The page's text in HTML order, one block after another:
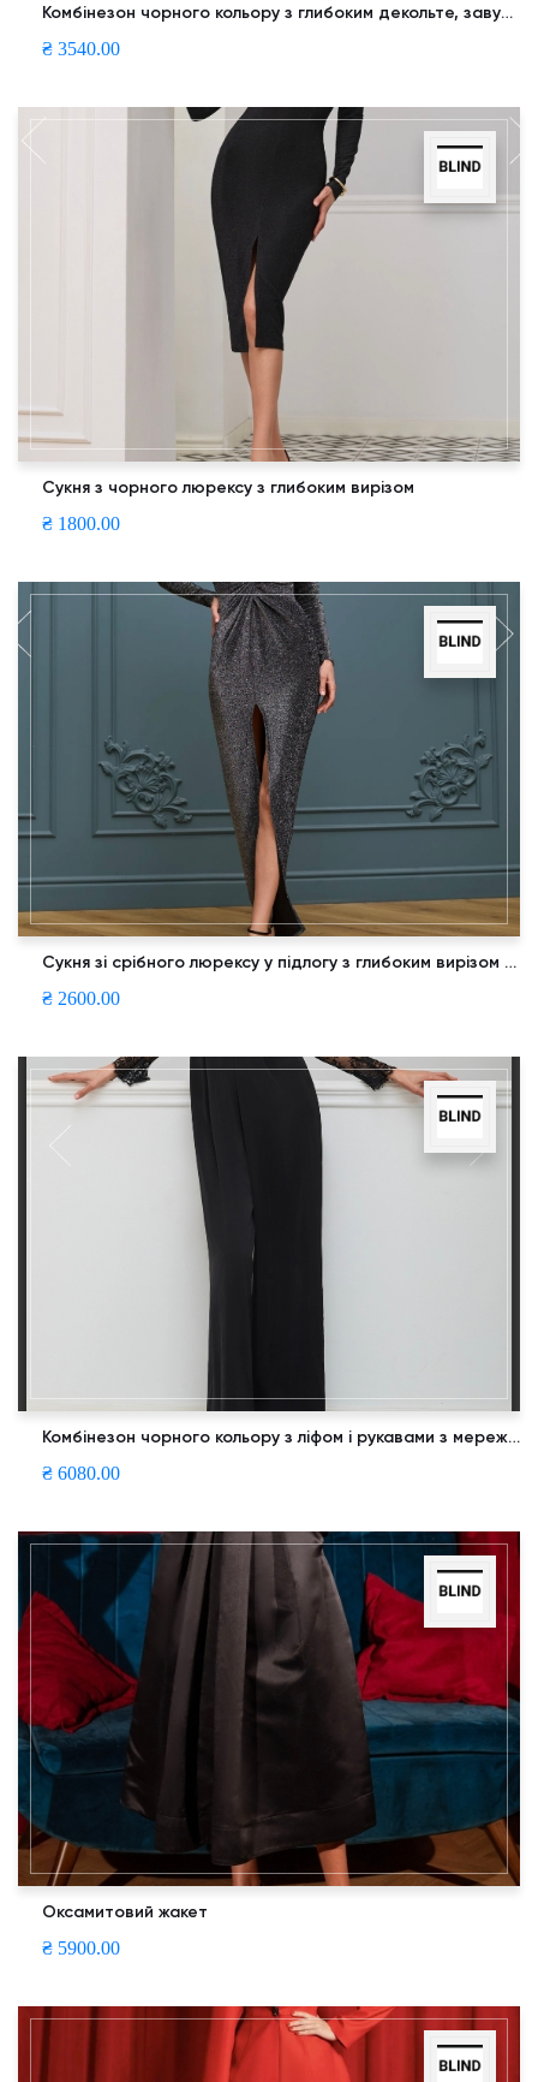
Комбінезон чорного кольору з глибоким декольте, завуженими брюками та поясом
₴ 3540.00
Сукня з чорного люрексу з глибоким вирізом
₴ 1800.00
Сукня зі срібного люрексу у підлогу з глибоким вирізом та драпіруванням на талії
₴ 2600.00
Комбінезон чорного кольору з ліфом і рукавами з мережива
₴ 6080.00
Оксамитовий жакет
₴ 5900.00